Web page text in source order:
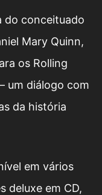
do conceituado
Mary Quinn,
os Rolling
um diálogo com
da história
em vários
deluxe em CD,